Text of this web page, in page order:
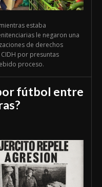
estaba
le negaron una
de derechos
por presuntas
proceso.
fútbol entre